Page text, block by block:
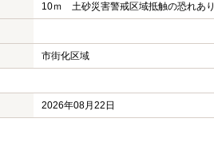
10ｍ 土砂災害警戒区域抵触の恐れあり
市街化区域
2026年08月22日